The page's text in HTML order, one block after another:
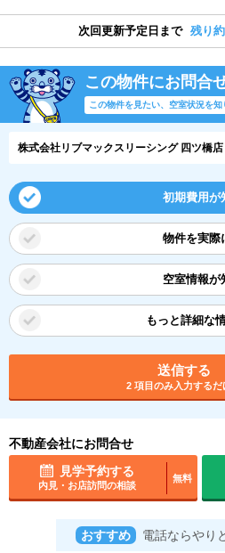
次回更新予定日まで 残り
この物件にお問合
この物件を見たい、空室状況を知
株式会社リブマックスリーシング 四ツ橋店
初期費用が
物件を実際
空室情報が
もっと詳細な
送信する
2 項目のみ入力するだ
不動産会社にお問合せ
見学予約する
内見・お店訪問の相談
無料
おすすめ 電話ならやり